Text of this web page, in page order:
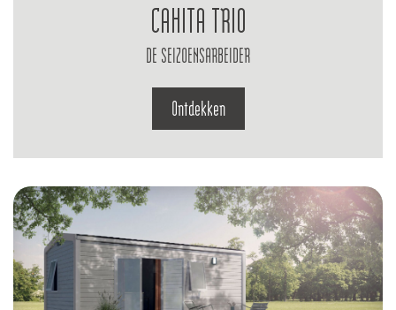
CAHITA TRIO
DE SEIZOENSARBEIDER
Ontdekken